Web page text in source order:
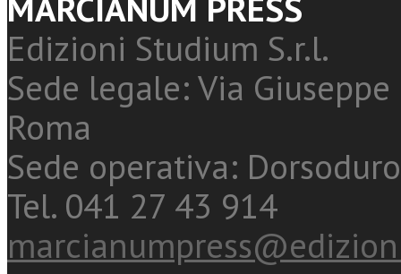
Edizioni Studium S.r.l.
Sede legale: Via
Roma
Sede operativa:
Tel. 041 27 43 914